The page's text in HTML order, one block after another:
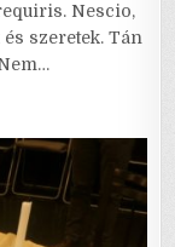
s
p
p
arNescio,
szeretek. Tán